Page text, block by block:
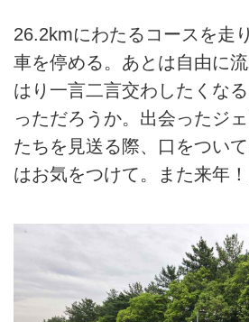
26.2kmにわたるコースを走
車を停める。あとは自由に
はり一言二言交わしたくな
っただろうか。出会ったジ
たちを見送る際、口をつい
はお気をつけて。また来年！